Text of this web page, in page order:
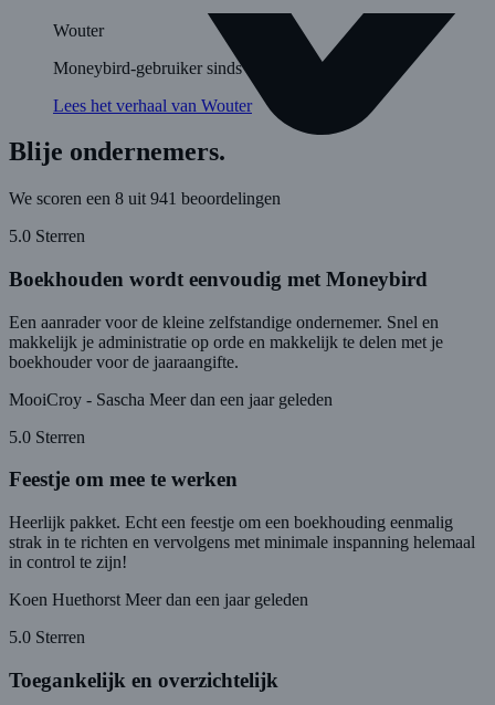
Wouter
Moneybird-gebruiker sinds 20217
Lees het verhaal van Wouter
Blije ondernemers.
We scoren een 8 uit 941 beoordelingen
5.0 Sterren
Boekhouden wordt eenvoudig met Moneybird
Een aanrader voor de kleine zelfstandige ondernemer. Snel en
makkelijk je administratie op orde en makkelijk te delen met je
boekhouder voor de jaaraangifte.
MooiCroy - Sascha Meer dan een jaar geleden
5.0 Sterren
Feestje om mee te werken
Heerlijk pakket. Echt een feestje om een boekhouding eenmalig
strak in te richten en vervolgens met minimale inspanning helemaal
in control te zijn!
Koen Huethorst Meer dan een jaar geleden
5.0 Sterren
Toegankelijk en overzichtelijk